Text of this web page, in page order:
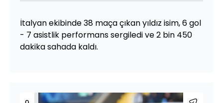
İtalyan ekibinde 38 maça çıkan yıldız isim, 6 gol
- 7 asistlik performans sergiledi ve 2 bin 450
dakika sahada kaldı.